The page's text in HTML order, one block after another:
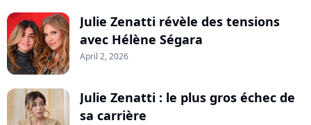
Julie Zenatti révèle des tensions
avec Hélène Ségara
April 2, 2026
Julie Zenatti : le plus gros échec de
sa carrière